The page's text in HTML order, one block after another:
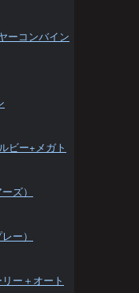
ーコンバイン
ビー+メガト
ズ）
ー）
ー＋オート